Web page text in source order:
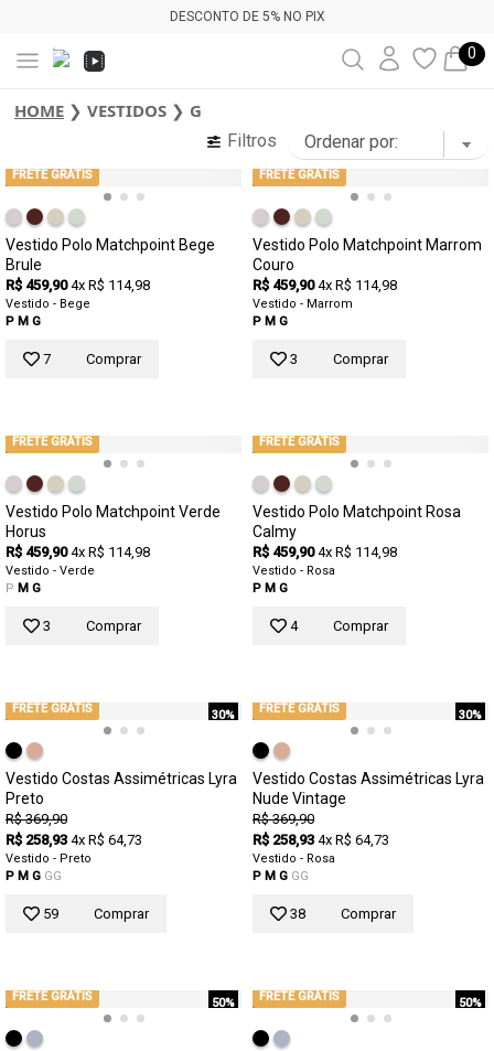
DESCONTO DE 5% NO PIX
0
HOME ❯ VESTIDOS ❯ G
Filtros
FRETE GRÁTIS
Vestido Polo Matchpoint Bege
Brule
R$ 459,90 4x R$ 114,98
Vestido - Bege
P M G
7 Comprar
FRETE GRÁTIS
Vestido Polo Matchpoint Marrom
Couro
R$ 459,90 4x R$ 114,98
Vestido - Marrom
P M G
3 Comprar
FRETE GRÁTIS
Vestido Polo Matchpoint Verde
Horus
R$ 459,90 4x R$ 114,98
Vestido - Verde
P M G
3 Comprar
FRETE GRÁTIS
Vestido Polo Matchpoint Rosa
Calmy
R$ 459,90 4x R$ 114,98
Vestido - Rosa
P M G
4 Comprar
30%
FRETE GRÁTIS
Vestido Costas Assimétricas Lyra
Preto
R$ 369,90
R$ 258,93 4x R$ 64,73
Vestido - Preto
P M G GG
59 Comprar
30%
FRETE GRÁTIS
Vestido Costas Assimétricas Lyra
Nude Vintage
R$ 369,90
R$ 258,93 4x R$ 64,73
Vestido - Rosa
P M G GG
38 Comprar
50%
FRETE GRÁTIS 50%
FRETE GRÁTIS